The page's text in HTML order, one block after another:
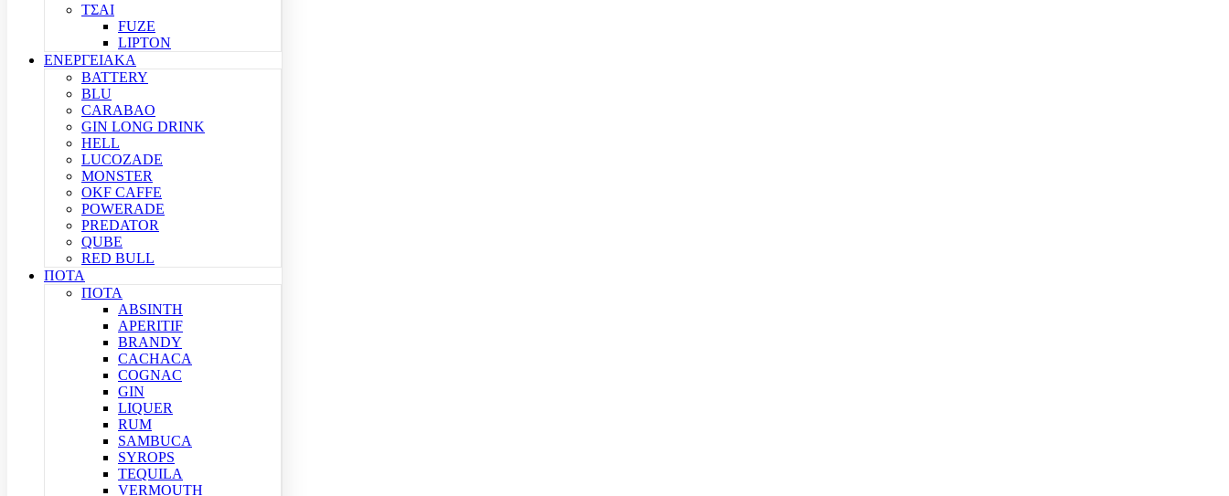
ΤΣΑΙ
FUZE
LIPTON
ΕΝΕΡΓΕΙΑΚΑ
BATTERY
BLU
CARABAO
GIN LONG DRINK
HELL
LUCOZADE
MONSTER
OKF CAFFE
POWERADE
PREDATOR
QUBE
RED BULL
ΠΟΤΑ
ΠΟΤΑ
ABSINTH
APERITIF
BRANDY
CACHACA
COGNAC
GIN
LIQUER
RUM
SAMBUCA
SYROPS
TEQUILA
VERMOUTH